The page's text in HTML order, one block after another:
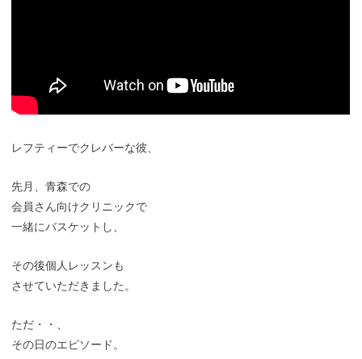
レフティーでクレバーな彼、
先月、青森での
会員さん向けクリニックで
一緒にバスケットし、
その後個人レッスンも
させていただきました。
ただ・・、
その日のエピソード。